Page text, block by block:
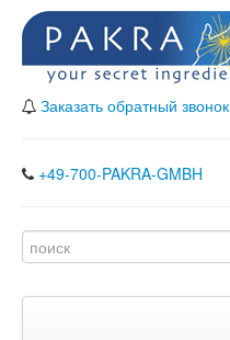
Заказать обратный звонок
+49-700-PAKRA-GMBH